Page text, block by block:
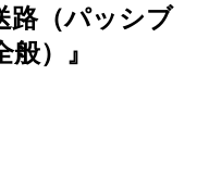
路（パッシブ
）』